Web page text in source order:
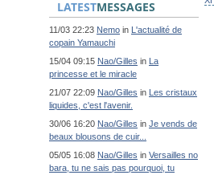
LATESTMESSAGES
11/03 22:23 Nemo in L'actualité de
copain Yamauchi
15/04 09:15 Nao/Gilles in La
princesse et le miracle
21/07 22:09 Nao/Gilles in Les cristaux
liquides, c'est l'avenir.
30/06 16:20 Nao/Gilles in Je vends de
beaux blousons de cuir...
05/05 16:08 Nao/Gilles in Versailles no
bara, tu ne sais pas pourquoi, tu